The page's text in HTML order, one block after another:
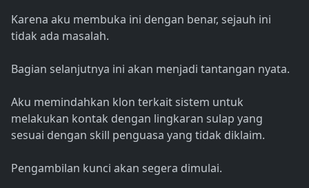
Karena aku membuka ini dengan benar, sejauh ini
tidak ada masalah.
Bagian selanjutnya ini akan menjadi tantangan nyata.
Aku memindahkan klon terkait sistem untuk
melakukan kontak dengan lingkaran sulap yang
sesuai dengan skill penguasa yang tidak diklaim.
Pengambilan kunci akan segera dimulai.